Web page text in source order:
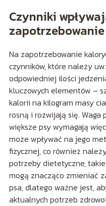
Czynniki
Na zapotrzebowanie
czynników, które należy
odpowiedniej ilości
kluczowych elementów –
kalorii na kilogram masy
rosną i rozwijają się.
większe psy wymagają
może wpływać na jego
fizycznej, co również
potrzeby dietetyczne,
mogą znacząco zmieniać
psa, dlatego ważne jest,
aktualnych potrzeb